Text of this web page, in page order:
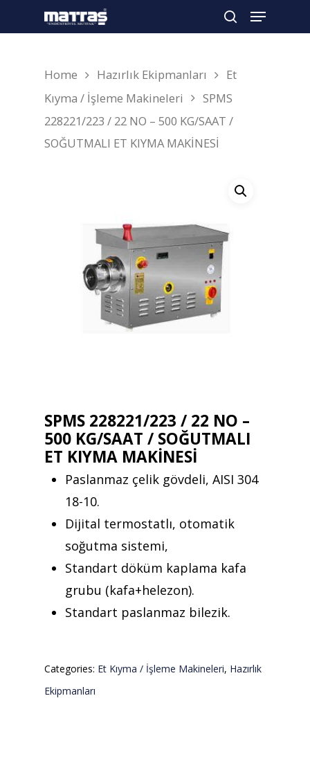
Arama yapmak için enter'a basın
Home Hazırlık Ekipmanları
Et
Kıyma / İşleme Makineleri
SPMS
228221/223 / 22 NO – 500 KG/SAAT /
SOĞUTMALI ET KIYMA MAKİNESİ
SPMS 228221/223 / 22 NO –
500 KG/SAAT / SOĞUTMALI
ET KIYMA MAKİNESİ
Paslanmaz çelik gövdeli, AISI 304
18-10.
Dijital termostatlı, otomatik
soğutma sistemi,
Standart döküm kaplama kafa
grubu (kafa+helezon).
Standart paslanmaz bilezik.
Categories: Et Kıyma / İşleme Makineleri, Hazırlık
Ekipmanları